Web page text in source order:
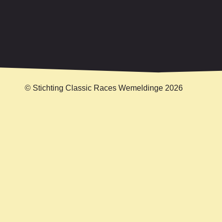
© Stichting Classic Races Wemeldinge 2026